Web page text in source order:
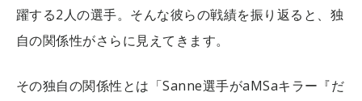
躍する2人の選手。そんな彼らの戦績を振り返ると、独
自の関係性がさらに見えてきます。
その独自の関係性とは「Sanne選手がaMSaキラー『だ